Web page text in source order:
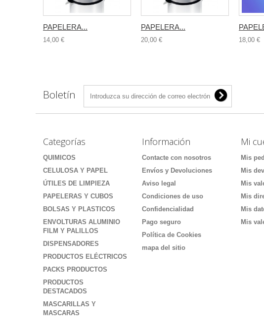
PAPELERA...
14,00 €
PAPELERA...
20,00 € 18,00 €
Boletín
Categorías
QUIMICOS
CELULOSA Y PAPEL
ÚTILES DE LIMPIEZA
PAPELERAS Y CUBOS
BOLSAS Y PLASTICOS
ENVOLTURAS ALUMINIO
FILM Y PALILLOS
DISPENSADORES
PRODUCTOS ELÉCTRICOS
PACKS PRODUCTOS
PRODUCTOS
DESTACADOS
MASCARILLAS Y
MASCARAS
Información
Contacte con nosotros
Envíos y Devoluciones
Aviso legal
Condiciones de uso
Confidencialidad
Pago seguro
Política de Cookies
mapa del sitio
Mi
Mis
Mis
Mis
Mis
Mis
Mis